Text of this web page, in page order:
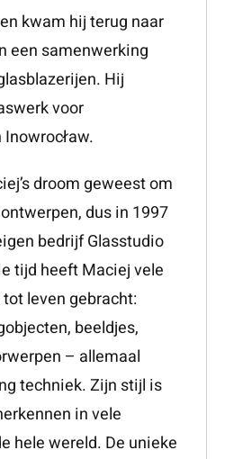
kwam hij terug naar
een samenwerking
Hij
voor
droom geweest om
dus in 1997
bedrijf Glasstudio
tijd heeft Maciej vele
leven gebracht:
beeldjes,
– allemaal
techniek. Zijn stijl is
in vele
hele wereld. De unieke